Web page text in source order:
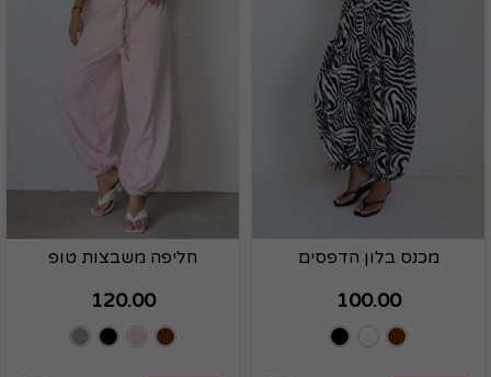
מכנס בלון הדפסים
100.00
חליפה משבצות טופ
120.00